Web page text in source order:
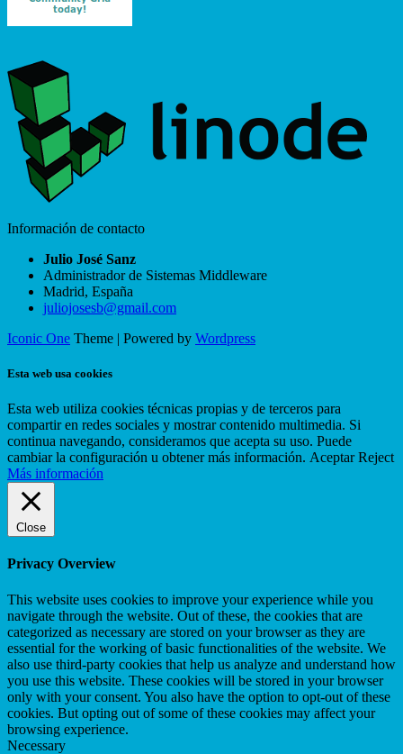
Información de contacto
Julio José Sanz
Administrador de Sistemas Middleware
Madrid, España
juliojosesb@gmail.com
Iconic One Theme | Powered by Wordpress
Esta web usa cookies
Esta web utiliza cookies técnicas propias y de terceros para
compartir en redes sociales y mostrar contenido multimedia. Si
continua navegando, consideramos que acepta su uso. Puede
cambiar la configuración u obtener más información. Aceptar Reject
Más información
Close
Privacy Overview
This website uses cookies to improve your experience while you
navigate through the website. Out of these, the cookies that are
categorized as necessary are stored on your browser as they are
essential for the working of basic functionalities of the website. We
also use third-party cookies that help us analyze and understand how
you use this website. These cookies will be stored in your browser
only with your consent. You also have the option to opt-out of these
cookies. But opting out of some of these cookies may affect your
browsing experience.
Necessary